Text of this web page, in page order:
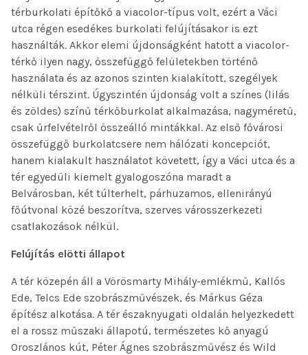
térburkolati építőkő a viacolor-típus volt, ezért a Váci
utca régen esedékes burkolati felújításakor is ezt
használták. Akkor elemi újdonságként hatott a viacolor-
térkő ilyen nagy, összefüggő felületekben történő
használata és az azonos szinten kialakított, szegélyek
nélküli térszint. Úgyszintén újdonság volt a színes (lilás
és zöldes) színű térkőburkolat alkalmazása, nagyméretű,
csak űrfelvételről összeálló mintákkal. Az első fővárosi
összefüggő burkolatcsere nem hálózati koncepciót,
hanem kialakult használatot követett, így a Váci utca és a
tér egyedüli kiemelt gyalogoszóna maradt a
Belvárosban, két túlterhelt, párhuzamos, ellenirányú
főútvonal közé beszorítva, szerves városszerkezeti
csatlakozások nélkül.
Felújítás elötti állapot
A tér közepén áll a Vörösmarty Mihály-emlékmű, Kallós
Ede, Telcs Ede szobrászművészek, és Márkus Géza
építész alkotása. A tér északnyugati oldalán helyezkedett
el a rossz műszaki állapotú, természetes kő anyagú
Oroszlános kút, Péter Ágnes szobrászművész és Wild